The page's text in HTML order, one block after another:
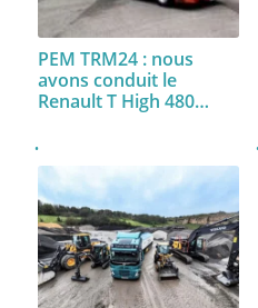
PEM TRM24 : nous
avons conduit le
Renault T High 480…